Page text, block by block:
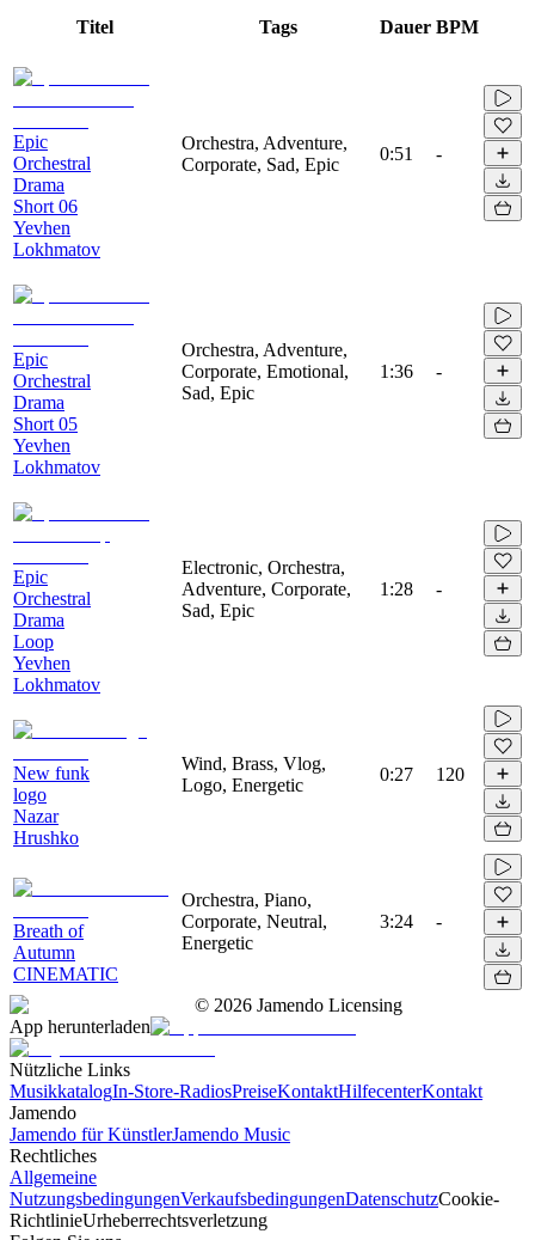
Titel Tags Dauer BPM
Epic
Orchestral
Drama
Short 06
Yevhen
Lokhmatov
Orchestra, Adventure,
Corporate, Sad, Epic
0:51 -
Epic
Orchestral
Drama
Short 05
Yevhen
Lokhmatov
Orchestra, Adventure,
Corporate, Emotional,
Sad, Epic
1:36 -
Epic
Orchestral
Drama
Loop
Yevhen
Lokhmatov
Electronic, Orchestra,
Adventure, Corporate,
Sad, Epic
1:28 -
New funk
logo
Nazar
Hrushko
Wind, Brass, Vlog,
Logo, Energetic
0:27 120
Breath of
Autumn
CINEMATIC
Orchestra, Piano,
Corporate, Neutral,
Energetic
3:24 -
© 2026 Jamendo Licensing
App herunterladen
Nützliche Links
MusikkatalogIn-Store-RadiosPreiseKontaktHilfecenterKontakt
Jamendo
Jamendo für KünstlerJamendo Music
Rechtliches
Allgemeine
NutzungsbedingungenVerkaufsbedingungenDatenschutzCookie-
RichtlinieUrheberrechtsverletzung